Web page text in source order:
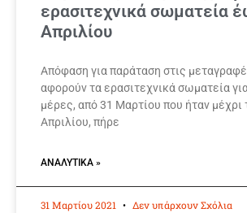
ερασιτεχνικά σωματεία
Απριλίου
Απόφαση για παράταση στις
αφορούν τα ερασιτεχνικά σωματεία
μέρες, από 31 Μαρτίου που ήταν μέχρι
Απριλίου, πήρε
ΑΝΑΛΥΤΙΚΆ »
31 Μαρτίου 2021 Δεν υπάρχουν Σχόλια